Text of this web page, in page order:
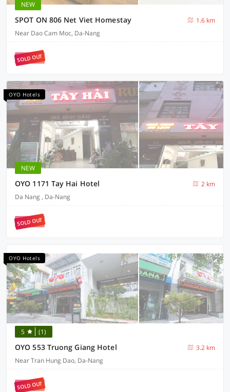
NEW
SPOT ON 806 Net Viet Homestay
1.6 km
Near Dao Cam Moc, Da-Nang
SOLD OUT
OYO Hotels
NEW
OYO 1171 Tay Hai Hotel
2 km
Da Nang , Da-Nang
SOLD OUT
OYO Hotels
5 (1)
OYO 553 Truong Giang Hotel
3.2 km
Near Tran Hung Dao, Da-Nang
SOLD OUT